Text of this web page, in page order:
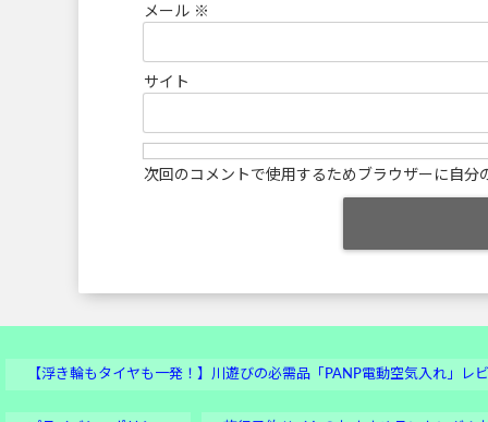
メール ※
サイト
次回のコメントで使用するためブラウザーに自
【浮き輪もタイヤも一発！】川遊びの必需品「PANP電動空気入れ」レ